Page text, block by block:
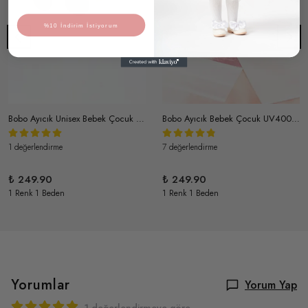
Bobo Ayıcık Unisex Bebek Çocuk UV400 Korumalı İskandinav Güneş Gözlüğü ve Saklama Kabı 1-4 Yaş (Kavun içi)
1 değerlendirme
₺ 249.90
1 Renk 1 Beden
Bobo Ayıcık Bebek Çocuk UV400 Korumalı İskandinav Güneş Gözlüğü ve Saklama Kabı 1-4 Yaş Açık Sarı
7 değerlendirme
₺ 249.90
1 Renk 1 Beden
Yorumlar Yorum Yap
%10 İndirim İstiyorum